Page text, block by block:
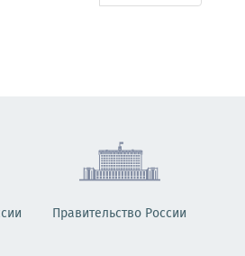
Правительство России